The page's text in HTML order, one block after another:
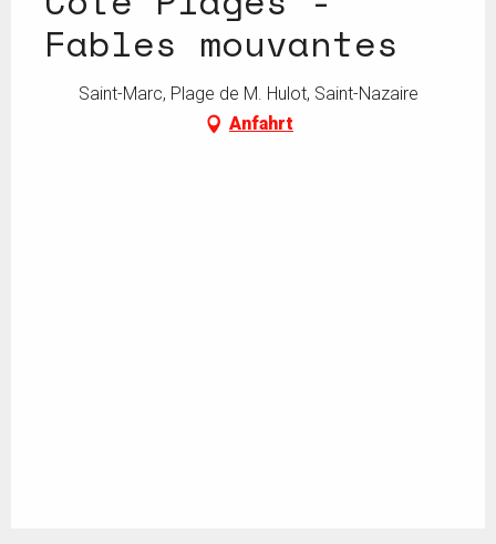
Fables mouvantes
Saint-Marc, Plage de M. Hulot, Saint-Nazaire
Anfahrt